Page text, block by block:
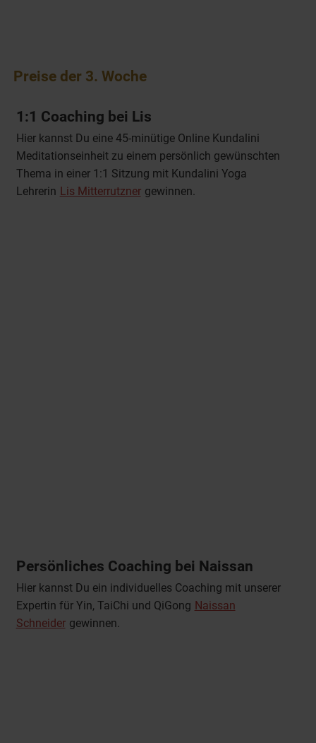
Preise der 3. Woche
1:1 Coaching bei Lis
Hier kannst Du eine 45-minütige Online Kundalini
Meditationseinheit zu einem persönlich gewünschten
Thema in einer 1:1 Sitzung mit Kundalini Yoga
Lehrerin Lis Mitterrutzner ​​​​​​​ gewinnen.
Persönliches Coaching bei Naissan
Hier kannst Du ein individuelles Coaching mit unserer
Expertin für Yin, TaiChi und QiGong Naissan
Schneider gewinnen.